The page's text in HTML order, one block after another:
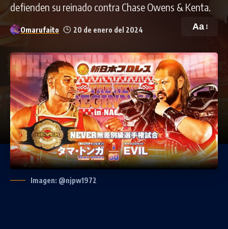
defienden su reinado contra Chase Owens & Kenta.
Omarufaito 20 de enero del 2024 Aa
Imagen: @njpw1972